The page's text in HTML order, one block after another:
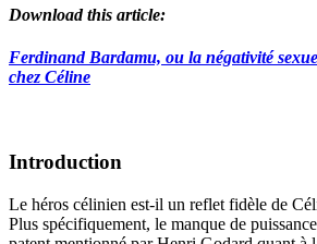
Download this article:
Ferdinand Bardamu, ou la négativité
chez Céline
Introduction
Le héros célinien est-il un reflet fidèle de
Plus spécifiquement, le manque de puissance